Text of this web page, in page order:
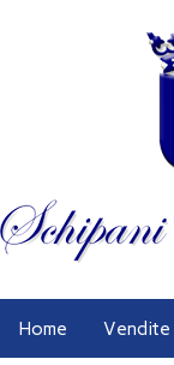
Home Vendite